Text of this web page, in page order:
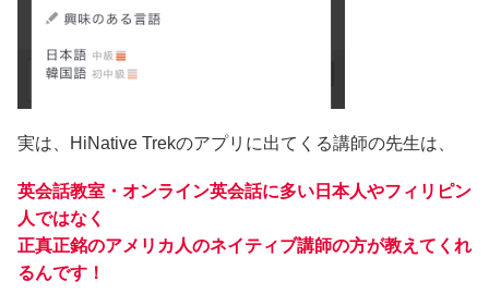
実は、HiNative Trekのアプリに出てくる講師の先生は、
英会話教室・オンライン英会話に多い日本人やフィリピン
人ではなく
正真正銘のアメリカ人のネイティブ講師の方が教えてくれ
るんです！